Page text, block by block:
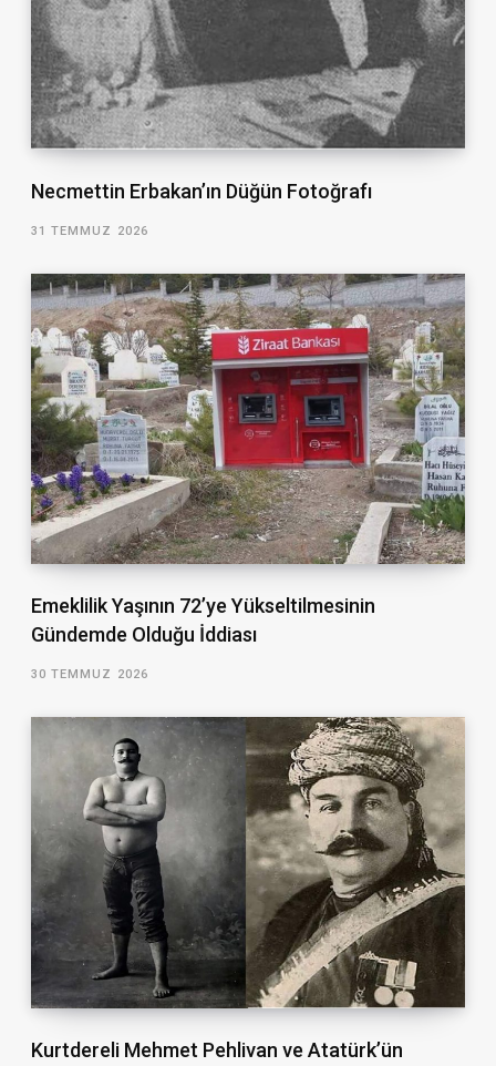
Necmettin Erbakan’ın Düğün Fotoğrafı
31 TEMMUZ 2026
Emeklilik Yaşının 72’ye Yükseltilmesinin
Gündemde Olduğu İddiası
30 TEMMUZ 2026
Kurtdereli Mehmet Pehlivan ve Atatürk’ün